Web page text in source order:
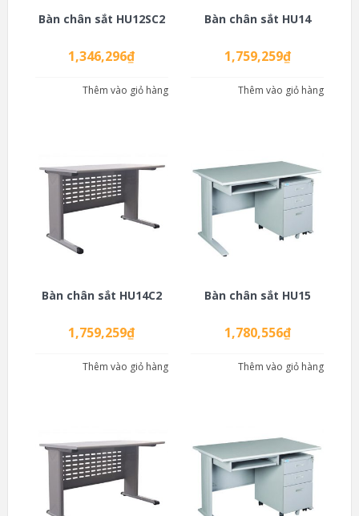
Bàn chân sắt HU12SC2
1,346,296₫
Thêm vào giỏ hàng
Bàn chân sắt HU14
1,759,259₫
Thêm vào giỏ hàng
Bàn chân sắt HU14C2
1,759,259₫
Thêm vào giỏ hàng
Bàn chân sắt HU15
1,780,556₫
Thêm vào giỏ hàng